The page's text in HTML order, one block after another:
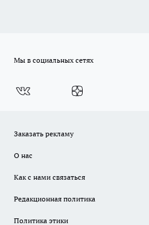
Мы в социальных сетях
Заказать рекламу
О нас
Как с нами связаться
Редакционная политика
Политика этики